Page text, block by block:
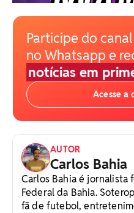
Participe do canal
no Whatsapp e
notícias em
Acesse a
AUTOR
Carlos Bahia
Carlos Bahia é jornalista
Federal da Bahia.
fã de futebol,